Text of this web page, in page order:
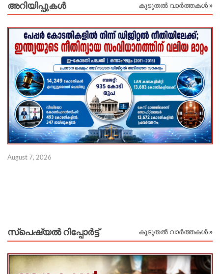
അറിയിപ്പുകള്‍ കൂടുതൽ വാർത്തകൾ »
August 7, 2026
സ്പെഷ്യൽ റിപ്പോര്‍ട്ട് കൂടുതൽ വാർത്തകൾ »